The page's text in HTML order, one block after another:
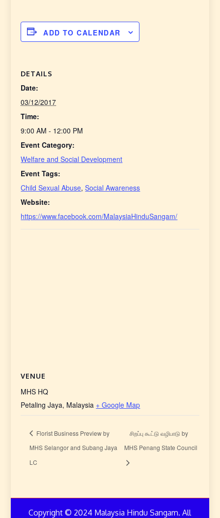
ADD TO CALENDAR
DETAILS
Date:
03/12/2017
Time:
9:00 AM - 12:00 PM
Event Category:
Welfare and Social Development
Event Tags:
Child Sexual Abuse,Social Awareness
Website:
https://www.facebook.com/MalaysiaHinduSangam/
VENUE
MHS HQ
Petaling Jaya, Malaysia + Google Map
Florist Business Preview by
MHS Selangor and Subang Jaya
LC
சிறப்பு கூட்டு வழிபாடு by
MHS Penang State Council
Copyright © 2024 Malaysia Hindu Sangam. All